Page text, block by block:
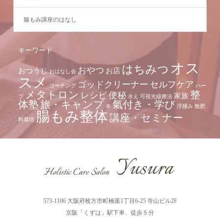
腸もみ講座のはなし
キーワード
おつうじ おはなし会 おやつ お店 はちみつ オス
スメ コーチング ゴッドクリーナー セルフケア ハー
ブ
メタトロン レシピ便秘 冷え 可視光線療法 家族 整
体塾旅・キャンプ 本 氣付き・学び 浮腫み 無肥
料栽培 腸もみ整体講座・セミナー
573-1106 大阪府枚方市町楠葉1丁目6-25 寺山ビル2F
京阪「くずは」駅下車、徒歩５分